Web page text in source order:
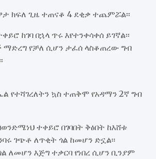
ክፍለ ጊዜ ተጠናቆ 4 ደቂቃ ተጨምሯል፡፡
ከገባ በኋላ ጥሩ እየተንቀሳቀሰ ይገኛል፡፡
የቻለ ሲሆን ታፈሰ ላስቆጠረው ግብ
የተሻገረለትን ኳስ ተጠቅሞ የአዳማን 2ኛ ግብ
ተቀይሮ በገባበት ቅፅበት ከእሸቱ
ገጭቶ ለጥቂት ጎል ከመሆን ድኗል፡፡
ለመሆን እጅግ ተቃርባ የነበረ ሲሆን ቢንያም